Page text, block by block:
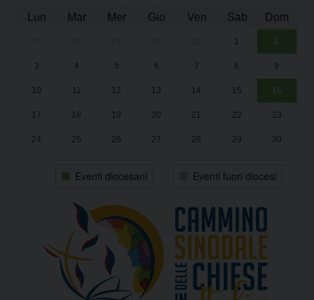
Lun
Mar Mer Gio Ven Sab Dom
1 2
3 4 5 6 7 8 9
10 11 12 13 14 15 16
17 18 19 20 21 22 23
24 25 26 27 28 29 30
Eventi diocesani Eventi fuori diocesi